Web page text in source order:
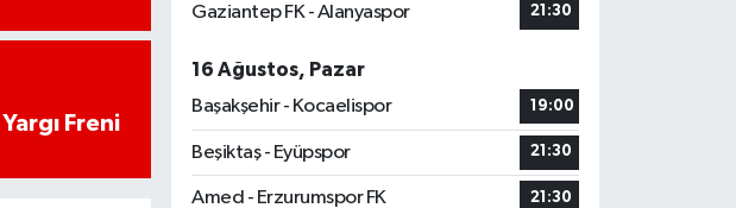
Freni
Gaziantep FK - Alanyaspor 21:30
16 Ağustos, Pazar
Başakşehir - Kocaelispor
19:00
Beşiktaş - Eyüpspor 21:30
Amed - Erzurumspor FK 21:30